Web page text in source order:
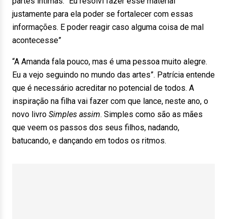
justamente para ela poder se fortalecer com essas
informações. E poder reagir caso alguma coisa de mal
acontecesse”
“A Amanda fala pouco, mas é uma pessoa muito alegre.
Eu a vejo seguindo no mundo das artes”. Patrícia entende
que é necessário acreditar no potencial de todos. A
inspiração na filha vai fazer com que lance, neste ano, o
novo livro Simples assim. Simples como são as mães
que veem os passos dos seus filhos, nadando,
batucando, e dançando em todos os ritmos.